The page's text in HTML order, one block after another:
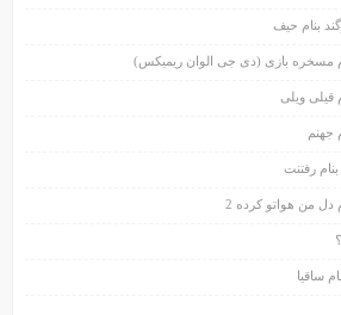
بنام حیف
مسخره بازی (دی جی الوان ریمیکس)
قیلی ویلی
جهنم
رفتنت
دل من هواتو کرده 2
ساقیا